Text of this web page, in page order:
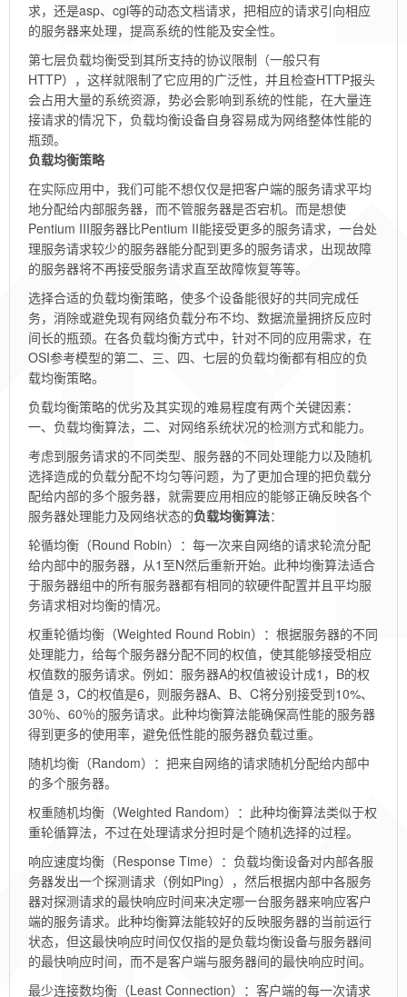
求，还是asp、cgi等的动态文档请求，把相应的请求引向相应
的服务器来处理，提高系统的性能及安全性。
第七层负载均衡受到其所支持的协议限制（一般只有
HTTP），这样就限制了它应用的广泛性，并且检查HTTP报头
会占用大量的系统资源，势必会影响到系统的性能，在大量连
接请求的情况下，负载均衡设备自身容易成为网络整体性能的
瓶颈。
负载均衡策略
在实际应用中，我们可能不想仅仅是把客户端的服务请求平均
地分配给内部服务器，而不管服务器是否宕机。而是想使
Pentium III服务器比Pentium II能接受更多的服务请求，一台处
理服务请求较少的服务器能分配到更多的服务请求，出现故障
的服务器将不再接受服务请求直至故障恢复等等。
选择合适的负载均衡策略，使多个设备能很好的共同完成任
务，消除或避免现有网络负载分布不均、数据流量拥挤反应时
间长的瓶颈。在各负载均衡方式中，针对不同的应用需求，在
OSI参考模型的第二、三、四、七层的负载均衡都有相应的负
载均衡策略。
负载均衡策略的优劣及其实现的难易程度有两个关键因素：
一、负载均衡算法，二、对网络系统状况的检测方式和能力。
考虑到服务请求的不同类型、服务器的不同处理能力以及随机
选择造成的负载分配不均匀等问题，为了更加合理的把负载分
配给内部的多个服务器，就需要应用相应的能够正确反映各个
服务器处理能力及网络状态的负载均衡算法：
轮循均衡（Round Robin）：每一次来自网络的请求轮流分配
给内部中的服务器，从1至N然后重新开始。此种均衡算法适合
于服务器组中的所有服务器都有相同的软硬件配置并且平均服
务请求相对均衡的情况。
权重轮循均衡（Weighted Round Robin）：根据服务器的不同
处理能力，给每个服务器分配不同的权值，使其能够接受相应
权值数的服务请求。例如：服务器A的权值被设计成1，B的权
值是 3，C的权值是6，则服务器A、B、C将分别接受到10%、
30％、60％的服务请求。此种均衡算法能确保高性能的服务器
得到更多的使用率，避免低性能的服务器负载过重。
随机均衡（Random）：把来自网络的请求随机分配给内部中
的多个服务器。
权重随机均衡（Weighted Random）：此种均衡算法类似于权
重轮循算法，不过在处理请求分担时是个随机选择的过程。
响应速度均衡（Response Time）：负载均衡设备对内部各服
务器发出一个探测请求（例如Ping），然后根据内部中各服务
器对探测请求的最快响应时间来决定哪一台服务器来响应客户
端的服务请求。此种均衡算法能较好的反映服务器的当前运行
状态，但这最快响应时间仅仅指的是负载均衡设备与服务器间
的最快响应时间，而不是客户端与服务器间的最快响应时间。
最少连接数均衡（Least Connection）：客户端的每一次请求